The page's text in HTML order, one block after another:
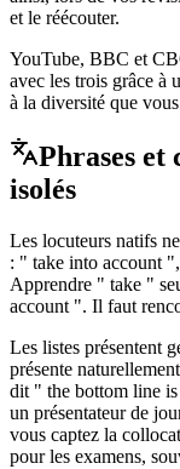
et le réécouter.
YouTube, BBC et
avec les trois grâce
à la diversité que
Phrases et
isolés
Les locuteurs natifs
: " take into account
Apprendre " take "
account ". Il faut
Les listes présentent
présente
dit " the bottom line
un présentateur de
vous captez la
pour les examens,